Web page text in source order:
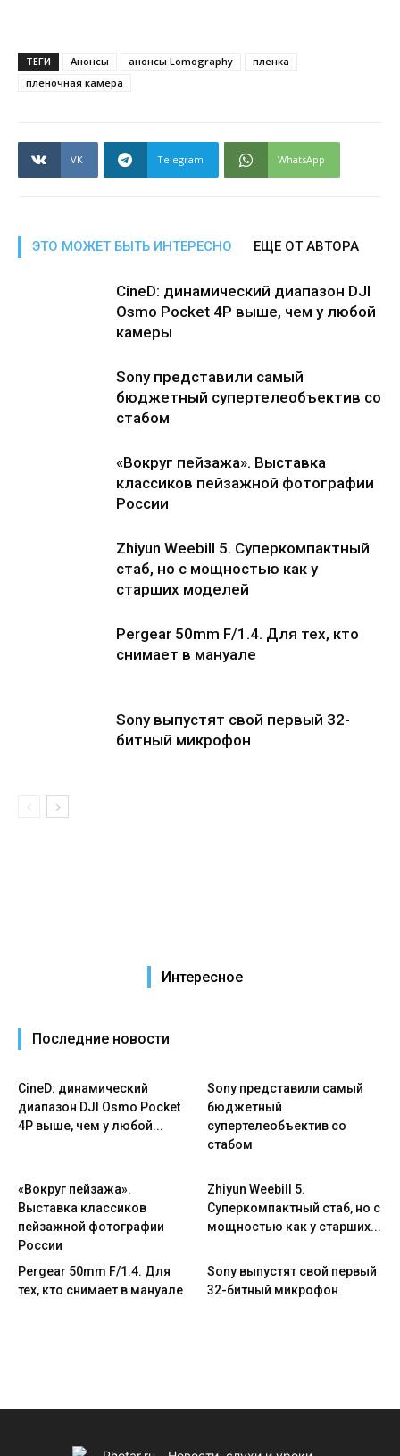
ТЕГИ Анонсы анонсы Lomography
пленка
пленочная камера
VK Telegram WhatsApp
ЭТО МОЖЕТ БЫТЬ ИНТЕРЕСНО ЕЩЕ ОТ АВТОРА
CineD: динамический диапазон DJI
Osmo Pocket 4P выше, чем у любой
камеры
Sony представили самый
бюджетный супертелеобъектив со
стабом
«Вокруг пейзажа». Выставка
классиков пейзажной фотографии
России
Zhiyun Weebill 5. Cуперкомпактный
стаб, но с мощностью как у
старших моделей
Pergear 50mm F/1.4. Для тех, кто
снимает в мануале
Sony выпустят свой первый 32-
битный микрофон
Интересное
Последние новости
CineD: динамический
диапазон DJI Osmo Pocket
4P выше, чем у любой...
Sony представили самый
бюджетный
супертелеобъектив со
стабом
«Вокруг пейзажа».
Выставка классиков
пейзажной фотографии
России
Zhiyun Weebill 5.
Cуперкомпактный стаб, но с
мощностью как у старших...
Pergear 50mm F/1.4. Для
тех, кто снимает в мануале
Sony выпустят свой первый
32-битный микрофон